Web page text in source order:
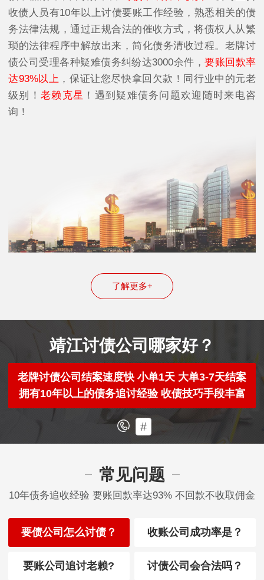
收债人员有10年以上讨债要账工作经验，熟悉相关的债
务法律法规，通过正规合法的催收方式，将债权人从繁
琐的法律程序中解放出来，简化债务清收过程。老牌讨
债公司受理各种疑难债务纠纷达3000余件，要账回款率
达93%以上 ，保证让您尽快拿回欠款！同行业中的元老
级别！ 老赖克星 ！遇到疑难债务问题欢迎随时来电咨
询！
了解更多+
靖江讨债公司哪家好？
老牌讨债公司结案速度快 小单1天 大单3-7天结案
拥有10年以上的债务追讨经验 收债技巧手段丰富
#
常见问题
10年债务追收经验 要账回款率达93% 不回款不收取佣金
要债公司怎么讨债？ 收账公司成功率是？
要账公司追讨老赖? 讨债公司会合法吗？